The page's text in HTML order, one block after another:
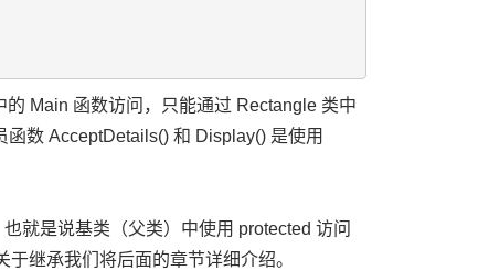
Main 函数访问，只能通过 Rectangle 类中
数 AcceptDetails() 和 Display() 是使用
就是说基类（父类）中使用 protected 访问
继承我们将后面的章节详细介绍。